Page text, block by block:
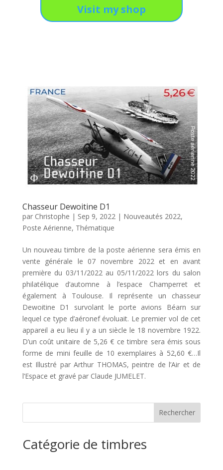
Visit my shop
Chasseur Dewoitine D1
par Christophe | Sep 9, 2022 | Nouveautés 2022,
Poste Aérienne, Thématique
Un nouveau timbre de la poste aérienne sera émis en
vente générale le 07 novembre 2022 et en avant
première du 03/11/2022 au 05/11/2022 lors du salon
philatélique d’automne à l’espace Champerret et
également à Toulouse. Il représente un chasseur
Dewoitine D1 survolant le porte avions Béarn sur
lequel ce type d’aéronef évoluait. Le premier vol de cet
appareil a eu lieu il y a un siècle le 18 novembre 1922.
D’un coût unitaire de 5,26 € ce timbre sera émis sous
forme de mini feuille de 10 exemplaires à 52,60 €…Il
est Illustré par Arthur THOMAS, peintre de l’Air et de
l’Espace et gravé par Claude JUMELET.
Catégorie de timbres